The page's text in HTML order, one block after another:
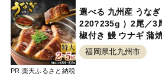
PR:楽天ふるさと納税
選べる 九州産 うな
220?235g ）2尾／3
椒付き 鰻 ウナギ 蒲
国産 送料無料 鹿児島
原料使用
福岡県北九州市